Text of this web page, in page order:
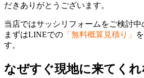
だきありがとうございます。
当店ではサッシリフォームをご検討中
まずはLINEでの 「無料概算見積り」
す。
なぜすぐ現地に来てくれ